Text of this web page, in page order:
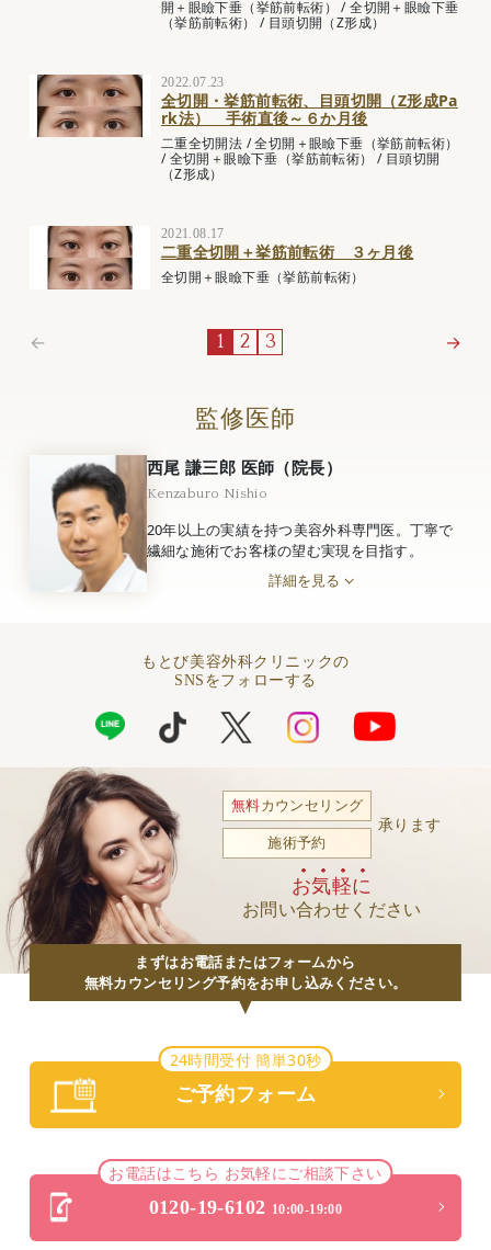
開＋眼瞼下垂（挙筋前転術） /全切開＋眼瞼下垂
（挙筋前転術）
/ 目頭切開（Z形成）
2022.07.23
全切開・挙筋前転術、目頭切開（Z形成Pa
rk法） 手術直後～６か月後
二重全切開法 /全切開＋眼瞼下垂（挙筋前転術）
/全切開＋眼瞼下垂（挙筋前転術） / 目頭切開
（Z形成）
2021.08.17
二重全切開＋挙筋前転術 ３ヶ月後
全切開＋眼瞼下垂（挙筋前転術）
← 1 2 3 →
監修医師
西尾 謙三郎 医師（院長）
Kenzaburo Nishio
20年以上の実績を持つ美容外科専門医。丁寧で
繊細な施術でお客様の望む実現を目指す。
詳細を見る
もとび美容外科クリニックの
SNSをフォローする
無料カウンセリング
施術予約
承ります
お気軽に
お問い合わせください
まずはお電話またはフォームから
無料カウンセリング予約をお申し込みください。
24時間受付 簡単30秒
ご予約フォーム
お電話はこちら お気軽にご相談下さい
0120-19-6102 10:00-19:00